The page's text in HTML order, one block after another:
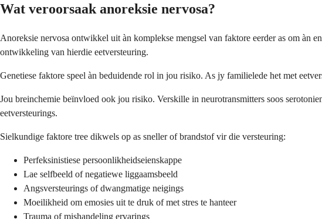
Wat veroorsaak anoreksie nervosa?
Anoreksie nervosa ontwikkel uit àn komplekse mengsel van faktore eerder as om àn
ontwikkeling van hierdie eetversteuring.
Genetiese faktore speel àn beduidende rol in jou risiko. As jy familielede het met
Jou breinchemie beïnvloed ook jou risiko. Verskille in neurotransmitters soos
eetversteurings.
Sielkundige faktore tree dikwels op as sneller of brandstof vir die versteuring:
Perfeksinistiese persoonlikheidseienskappe
Lae selfbeeld of negatiewe liggaamsbeeld
Angsversteurings of dwangmatige neigings
Moeilikheid om emosies uit te druk of met stres te hanteer
Trauma of mishandeling ervarings